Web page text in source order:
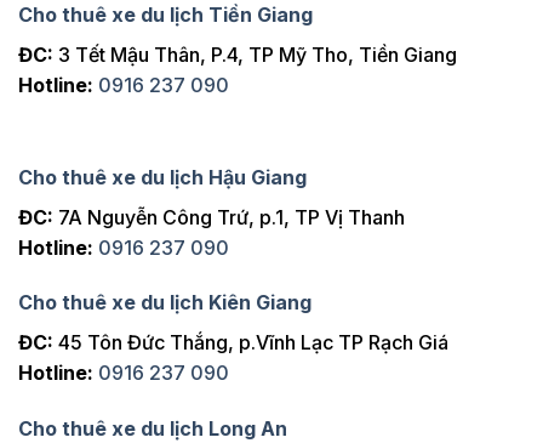
Cho thuê xe du lịch Tiền Giang
ĐC: 3 Tết Mậu Thân, P.4, TP Mỹ Tho, Tiền Giang
Hotline: 0916 237 090
Cho thuê xe du lịch Hậu Giang
ĐC: 7A Nguyễn Công Trứ, p.1, TP Vị Thanh
Hotline: 0916 237 090
Cho thuê xe du lịch Kiên Giang
ĐC: 45 Tôn Đức Thắng, p.Vĩnh Lạc TP Rạch Giá
Hotline: 0916 237 090
Cho thuê xe du lịch Long An